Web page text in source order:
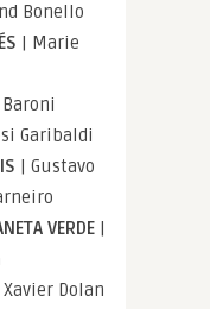
Bonello
| Marie
Garibaldi
| Gustavo
VERDE |
Xavier Dolan